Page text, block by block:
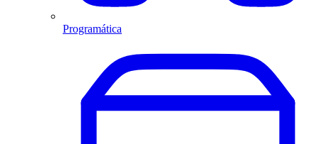
Programática